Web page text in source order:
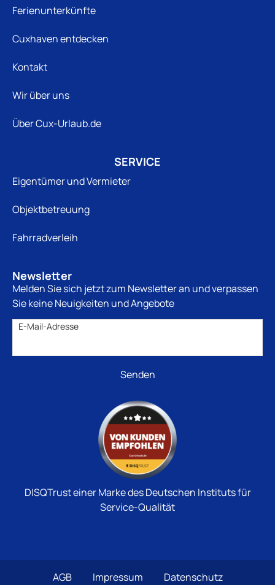
Ferienunterkünfte
Cuxhaven entdecken
Kontakt
Wir über uns
Über Cux-Urlaub.de
SERVICE
Eigentümer und Vermieter
Objektbetreuung
Fahrradverleih
Newsletter
Melden Sie sich jetzt zum Newsletter an und verpassen
Sie keine Neuigkeiten und Angebote
E-Mail-Adresse
DISQTrust einer Marke des Deutschen Instituts für
Service-Qualität
AGB Impressum Datenschutz